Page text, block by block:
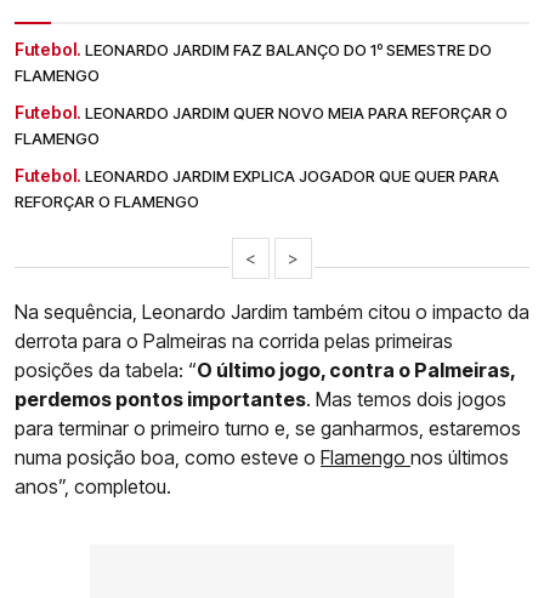
Futebol. LEONARDO JARDIM FAZ BALANÇO DO 1º SEMESTRE DO
FLAMENGO
Futebol. LEONARDO JARDIM QUER NOVO MEIA PARA REFORÇAR O
FLAMENGO
Futebol. LEONARDO JARDIM EXPLICA JOGADOR QUE QUER PARA
REFORÇAR O FLAMENGO
< >
Na sequência, Leonardo Jardim também citou o impacto da
derrota para o Palmeiras na corrida pelas primeiras
posições da tabela: “O último jogo, contra o Palmeiras,
perdemos pontos importantes. Mas temos dois jogos
para terminar o primeiro turno e, se ganharmos, estaremos
numa posição boa, como esteve o Flamengo nos últimos
anos”, completou.